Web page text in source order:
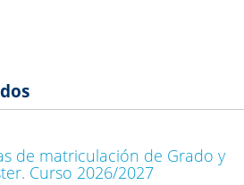
de matriculación de Grado y
Curso 2026/2027